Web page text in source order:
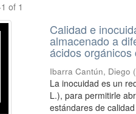
of 1
Calidad e
almacenado a
ácidos
Ibarra Cantún, Diego (
La inocuidad es un
L.), para permitirle
estándares de